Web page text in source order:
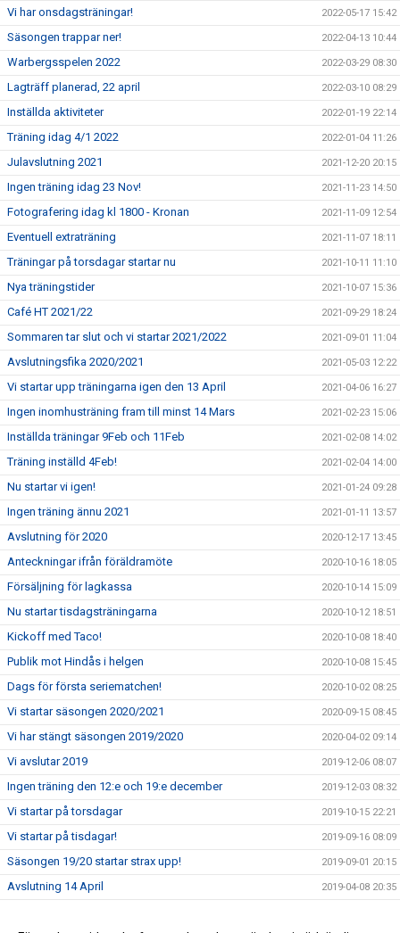
Vi har onsdagsträningar! 2022-05-17 15:42
Säsongen trappar ner! 2022-04-13 10:44
Warbergsspelen 2022 2022-03-29 08:30
Lagträff planerad, 22 april 2022-03-10 08:29
Inställda aktiviteter 2022-01-19 22:14
Träning idag 4/1 2022 2022-01-04 11:26
Julavslutning 2021 2021-12-20 20:15
Ingen träning idag 23 Nov! 2021-11-23 14:50
Fotografering idag kl 1800 - Kronan 2021-11-09 12:54
Eventuell extraträning 2021-11-07 18:11
Träningar på torsdagar startar nu 2021-10-11 11:10
Nya träningstider 2021-10-07 15:36
Café HT 2021/22 2021-09-29 18:24
Sommaren tar slut och vi startar 2021/2022 2021-09-01 11:04
Avslutningsfika 2020/2021 2021-05-03 12:22
Vi startar upp träningarna igen den 13 April 2021-04-06 16:27
Ingen inomhusträning fram till minst 14 Mars 2021-02-23 15:06
Inställda träningar 9Feb och 11Feb 2021-02-08 14:02
Träning inställd 4Feb! 2021-02-04 14:00
Nu startar vi igen! 2021-01-24 09:28
Ingen träning ännu 2021 2021-01-11 13:57
Avslutning för 2020 2020-12-17 13:45
Anteckningar ifrån föräldramöte 2020-10-16 18:05
Försäljning för lagkassa 2020-10-14 15:09
Nu startar tisdagsträningarna 2020-10-12 18:51
Kickoff med Taco! 2020-10-08 18:40
Publik mot Hindås i helgen 2020-10-08 15:45
Dags för första seriematchen! 2020-10-02 08:25
Vi startar säsongen 2020/2021 2020-09-15 08:45
Vi har stängt säsongen 2019/2020 2020-04-02 09:14
Vi avslutar 2019 2019-12-06 08:07
Ingen träning den 12:e och 19:e december 2019-12-03 08:32
Vi startar på torsdagar 2019-10-15 22:21
Vi startar på tisdagar! 2019-09-16 08:09
Säsongen 19/20 startar strax upp! 2019-09-01 20:15
Avslutning 14 April 2019-04-08 20:35